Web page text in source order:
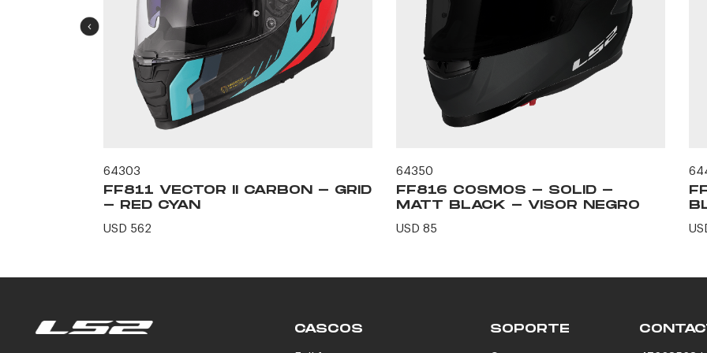
64303
FF811 VECTOR II CARBON - GRID
- RED CYAN
USD 562
64350
FF816 COSMOS - SOLID -
MATT BLACK - VISOR NEGRO
USD 85
CASCOS SOPORTE